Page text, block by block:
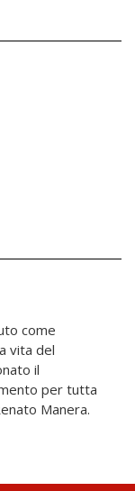
come
vita del
il
per tutta
Manera.